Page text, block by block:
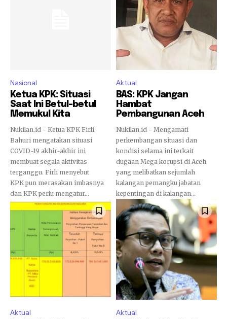
Nasional
Ketua KPK: Situasi
Saat Ini Betul-betul
Memukul Kita
Nukilan.id - Ketua KPK Firli
Bahuri mengatakan situasi
COVID-19 akhir-akhir ini
membuat segala aktivitas
terganggu. Firli menyebut
KPK pun merasakan imbasnya
dan KPK perlu mengatur...
Aktual
BAS: KPK Jangan
Hambat
Pembangunan Aceh
Nukilan.id - Mengamati
perkembangan situasi dan
kondisi selama ini terkait
dugaan Mega korupsi di Aceh
yang melibatkan sejumlah
kalangan pemangku jabatan
kepentingan di kalangan...
Aktual Aktual